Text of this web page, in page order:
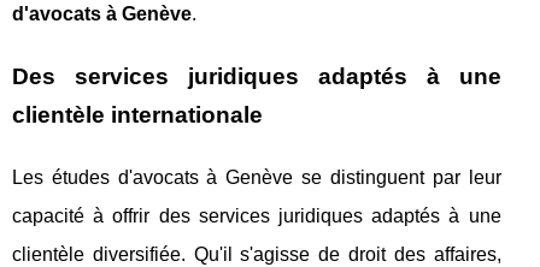
d'avocats à Genève.
Des services juridiques adaptés à une
clientèle internationale
Les études d'avocats à Genève se distinguent par leur
capacité à offrir des services juridiques adaptés à une
clientèle diversifiée. Qu'il s'agisse de droit des affaires,